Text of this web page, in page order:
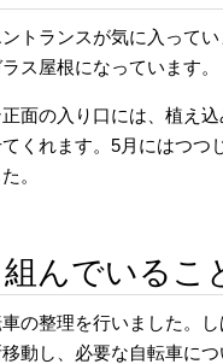
トランスが気に入って
ス屋根になっています。
面の入り口には、植え
くれます。5月にはつつ
。
んでいるこ
の整理を行いました。
動し、必要な自転車に